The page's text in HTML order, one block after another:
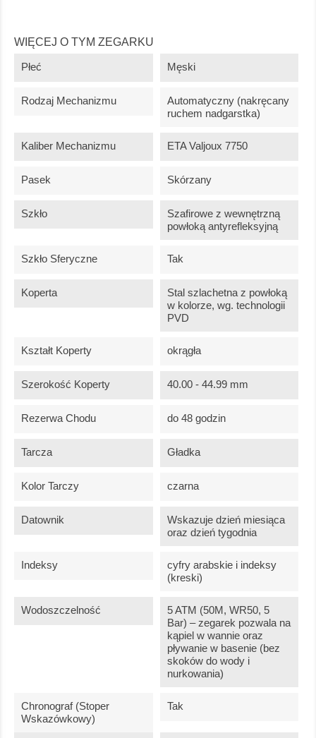
WIĘCEJ O TYM ZEGARKU
Płeć Męski
Rodzaj Mechanizmu
Automatyczny (nakręcany
ruchem nadgarstka)
Kaliber Mechanizmu ETA Valjoux 7750
Pasek Skórzany
Szkło
Szafirowe z wewnętrzną
powłoką antyrefleksyjną
Szkło Sferyczne Tak
Koperta
Stal szlachetna z powłoką
w kolorze, wg. technologii
PVD
Kształt Koperty okrągła
Szerokość Koperty 40.00 - 44.99 mm
Rezerwa Chodu do 48 godzin
Tarcza Gładka
Kolor Tarczy czarna
Datownik
Wskazuje dzień miesiąca
oraz dzień tygodnia
Indeksy
cyfry arabskie i indeksy
(kreski)
Wodoszczelność
5 ATM (50M, WR50, 5
Bar) – zegarek pozwala na
kąpiel w wannie oraz
pływanie w basenie (bez
skoków do wody i
nurkowania)
Chronograf (stoper
Wskazówkowy)
Tak